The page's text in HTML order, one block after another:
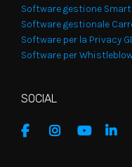
Software gestione
Software gestionale
Software per la Privacy
Software per
SOCIAL